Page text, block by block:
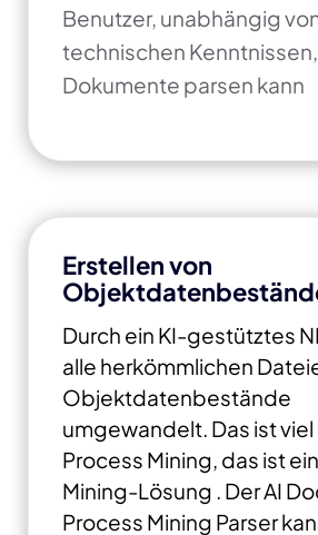
Benutzer, unabhängig
technischen Kenntnissen,
Dokumente parsen kann
Erstellen von
Durch ein KI-gestütztes
alle herkömmlichen
Objektdatenbestände
umgewandelt. Das ist viel
Process Mining, das ist
Mining-Lösung . Der AI
Process Mining Parser